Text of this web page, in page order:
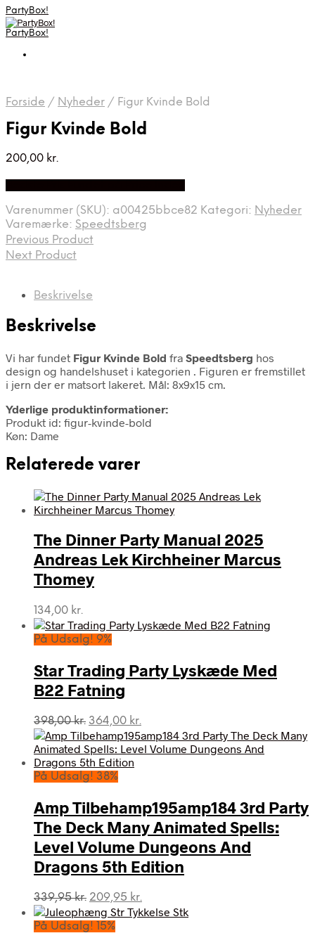
PartyBox!
PartyBox!
Forside / Nyheder / Figur Kvinde Bold
Figur Kvinde Bold
200,00 kr.
Varenummer (SKU): a00425bbce82 Kategori: Nyheder
Varemærke: Speedtsberg
Previous Product
Next Product
Beskrivelse
Beskrivelse
Vi har fundet Figur Kvinde Bold fra Speedtsberg hos
design og handelshuset i kategorien . Figuren er fremstillet
i jern der er matsort lakeret. Mål: 8x9x15 cm.
Yderlige produktinformationer:
Produkt id: figur-kvinde-bold
Køn: Dame
Relaterede varer
The Dinner Party Manual 2025
Andreas Lek Kirchheiner Marcus
Thomey
134,00 kr.
På Udsalg! 9%
Star Trading Party Lyskæde Med
B22 Fatning
398,00kr. Den
oprindelige
pris
var:
398,00 kr..
364,00 kr.
aktuelle
pris
På Udsalg! 38%
Amp Tilbehamp195amp184 3rd Party
The Deck Many Animated Spells:
Level Volume Dungeons And
Dragons 5th Edition
339,95kr. Den
oprindelige
pris
209,95 kr.
aktuelle
På Udsalg! 15%